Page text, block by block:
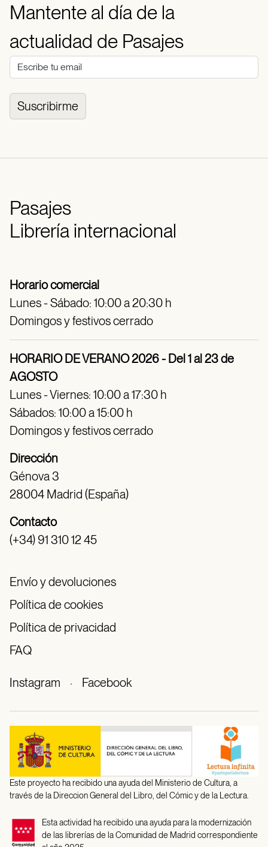
Mantente al día de la
actualidad de Pasajes
Suscribirme
Pasajes
Librería internacional
Horario comercial
Lunes - Sábado: 10:00 a 20:30 h
Domingos y festivos cerrado
HORARIO DE VERANO 2026 - Del 1 al 23 de
AGOSTO
Lunes - Viernes: 10:00 a 17:30 h
Sábados: 10:00 a 15:00 h
Domingos y festivos cerrado
Dirección
Génova 3
28004 Madrid (España)
Contacto
(+34) 91 310 12 45
Envío y devoluciones
Política de cookies
Política de privacidad
FAQ
Instagram · Facebook
Este proyecto ha recibido una ayuda del Ministerio de Cultura, a
través de la Direccion General del Libro, del Cómic y de la Lectura.
Esta actividad ha recibido una ayuda para la modernización
de las librerías de la Comunidad de Madrid correspondiente